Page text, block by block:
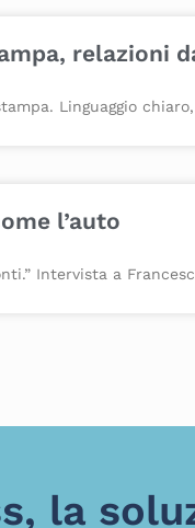
relazioni
Linguaggio
l’auto
Intervista a
la